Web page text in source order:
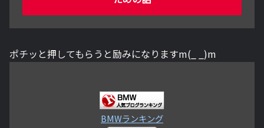
ポチッと押してもらうと励みになりますm(_ _)m
BMWランキング